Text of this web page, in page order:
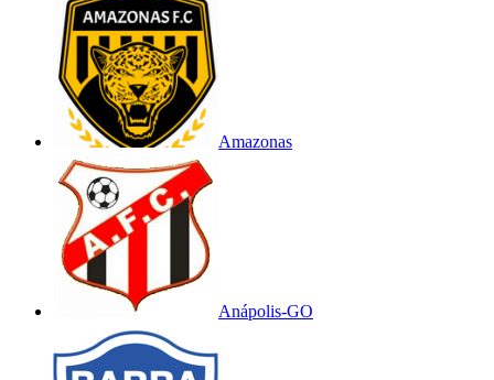
Amazonas
Anápolis-GO